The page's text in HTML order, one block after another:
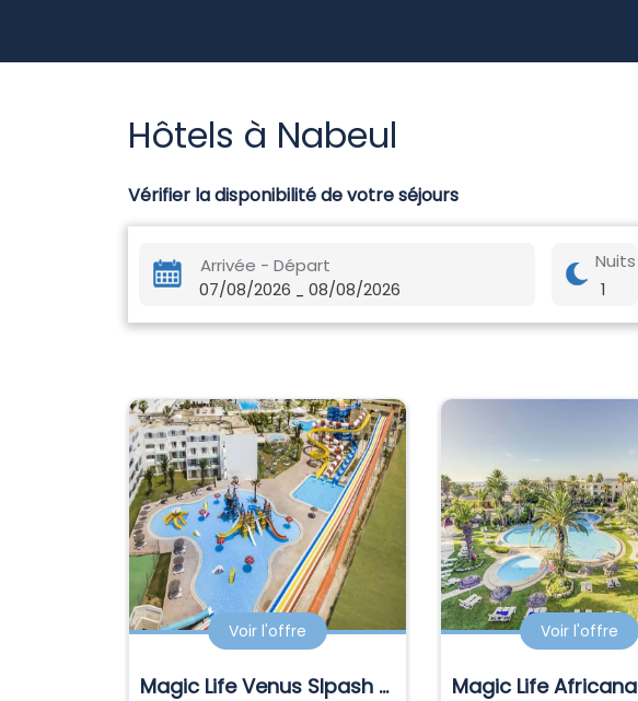
Hôtels à Nabeul
Vérifier la disponibilité de votre séjours
Arrivée - Départ
07/08/2026 - 08/08/2026
Nuits
1
Voir l'offre
Magic Life Venus Slpash World
Voir l'offre
Magic Life Africana